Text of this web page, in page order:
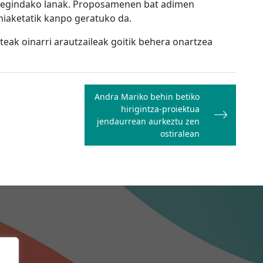
lanak. Proposamenen bat adimen
kanpo geratuko da.
oinarri arautzaileak goitik behera onartzea
Andra Mariko behin betiko
hirigintza-proiektua
jendaurrean aurkeztu zen
ostiralean